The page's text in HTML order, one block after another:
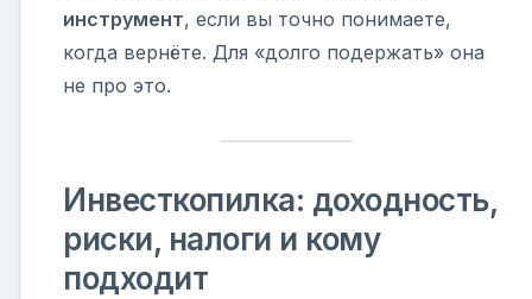
инструмент, если вы точно понимаете,
когда вернёте. Для «долго подержать» она
не про это.
Инвесткопилка: доходность,
риски, налоги и кому
подходит